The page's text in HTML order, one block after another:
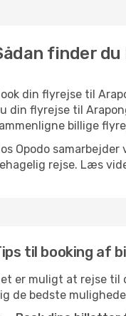
finder
din flyrejse til
din flyrejse til
billige
Opodo
rejse. Læs
til booking af
er muligt at rejse til
de bedste